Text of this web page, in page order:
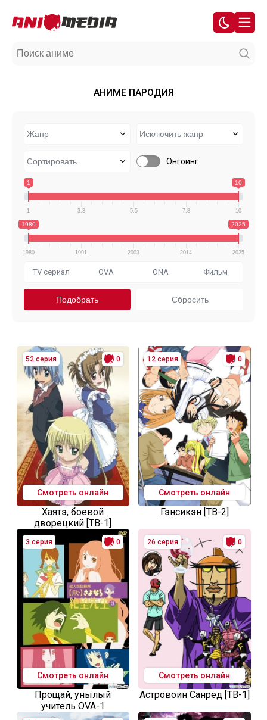
АНИМЕ ПАРОДИЯ
Онгоинг
1 10
1 3.3 5.5 7.8 10
1980 2025
1980 1991 2003 2014 2025
TV сериал OVA ONA Фильм
52 серия 0
Смотреть онлайн
Хаятэ, боевой
дворецкий [ТВ-1]
12 серия 0
Смотреть онлайн
Гэнсикэн [ТВ-2]
3 серия 0
Смотреть онлайн
Прощай, унылый
учитель OVA-1
26 серия 0
Смотреть онлайн
Астровоин Санред [ТВ-1]